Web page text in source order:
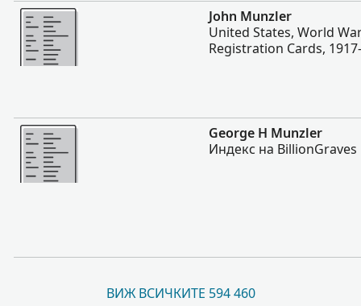
Повече
John Munzler
United States, World
Registration Cards,
Повече
George H Munzler
Индекс на BillionGraves
ВИЖ ВСИЧКИТЕ 594 460